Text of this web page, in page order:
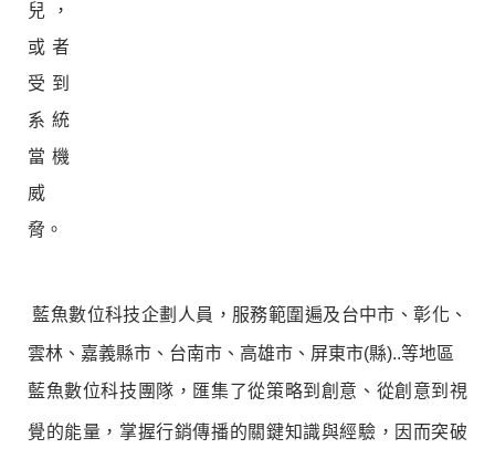
兒，
或者
受到
系統
當機
威
脅。
藍魚數位科技企劃人員，服務範圍遍及台中市、彰化、
雲林、嘉義縣市、台南市、高雄市、屏東市(縣)..等地區
藍魚數位科技團隊，匯集了從策略到創意、從創意到視
覺的能量，掌握行銷傳播的關鍵知識與經驗，因而突破